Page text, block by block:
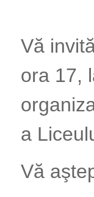
Vă
ora 17,
a
Vă